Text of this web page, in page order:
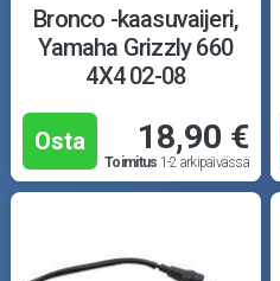
Bronco -kaasuvaijeri,
Yamaha Grizzly 660
4X4 02-08
Osta 18,90 €
Toimitus 1-2 arkipäivässä